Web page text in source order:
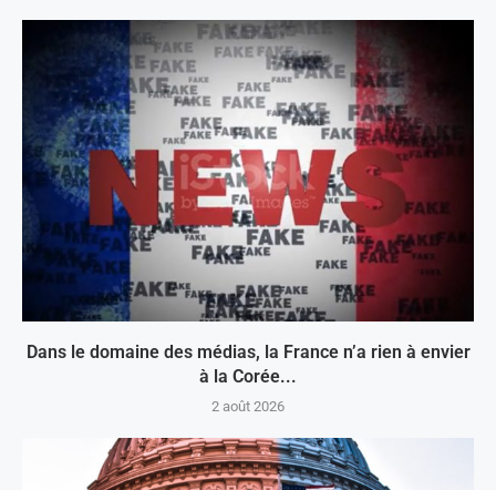
Dans le domaine des médias, la France n’a rien à envier
à la Corée...
2 août 2026